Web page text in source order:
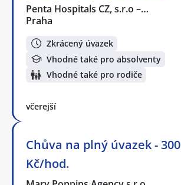
Penta Hospitals CZ, s.r.o –…
Praha
Zkrácený úvazek
Vhodné také pro absolventy
Vhodné také pro rodiče
včerejší
Chůva na plný úvazek - 300
Kč/hod.